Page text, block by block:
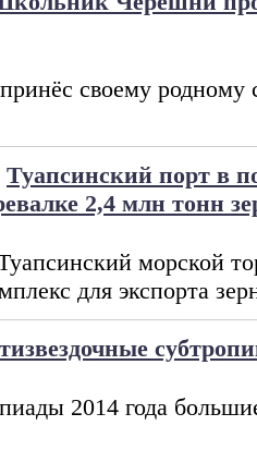
своему
Туапсинский порт в
2,4 млн тонн
морской
для экспорта
2014 года